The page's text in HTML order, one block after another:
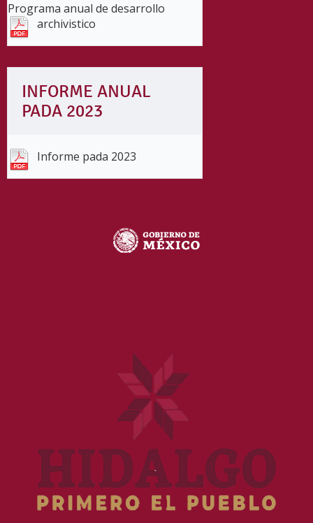
Programa anual de desarrollo
archivistico
INFORME ANUAL
PADA 2023
Informe pada 2023